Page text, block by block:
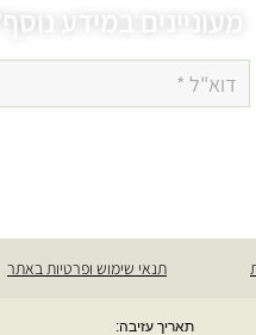
מעוניינים במידע
תנאי שימוש ופרטיות באתר
תאריך עזיבה: